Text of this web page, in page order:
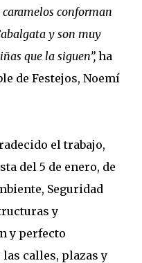
conforman
y son muy
que la siguen”, ha
de Festejos, Noemí
el trabajo,
del 5 de enero, de
Seguridad
y
y perfecto
calles, plazas y